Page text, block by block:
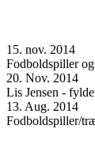
15. nov. 2014
Fodboldspiller
20. Nov. 2014
Lis Jensen -
13. Aug. 2014
Fodboldspiller/